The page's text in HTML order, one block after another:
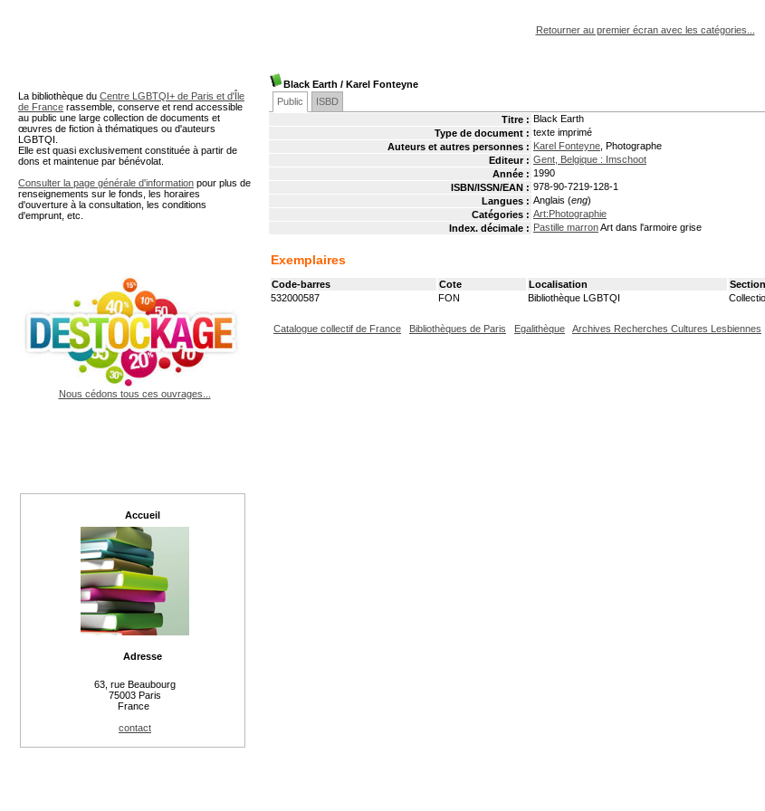
Retourner au premier écran avec les catégories...
Black Earth / Karel Fonteyne
Public
ISBD
Titre : Black Earth
Type de document : texte imprimé
Auteurs et autres personnes : Karel Fonteyne , Photographe
Editeur : Gent, Belgique : Imschoot
Année : 1990
ISBN/ISSN/EAN : 978-90-7219-128-1
Langues : Anglais (eng)
Catégories : Art:Photographie
Index. décimale : Pastille marronArt dans l'armoire grise
Exemplaires
Code-barres Cote Localisation Section
532000587
FON Bibliothèque LGBTQI
Catalogue collectif de France Bibliothèques de Paris Egalithèque Archives Recherches Cultures Lesbiennes
La bibliothèque du Centre LGBTQI+ de Paris et d'Île
de France rassemble, conserve et rend accessible
au public une large collection de documents et
œuvres de fiction à thématiques ou d'auteurs
LGBTQI.
Elle est quasi exclusivement constituée à partir de
dons et maintenue par bénévolat.
Consulter la page générale d'information pour plus de
renseignements sur le fonds, les horaires
d'ouverture à la consultation, les conditions
d'emprunt, etc.
Nous cédons tous ces ouvrages...
Accueil
Adresse
63, rue Beaubourg
75003 Paris
France
contact